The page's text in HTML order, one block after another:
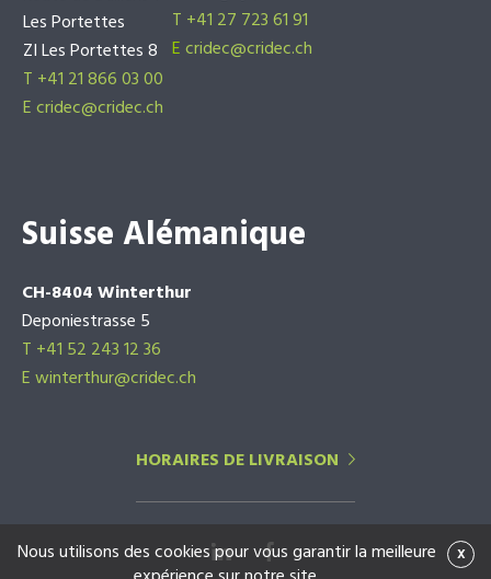
Les Portettes
ZI Les Portettes 8
T +41 21 866 03 00
Ecridec@cridec.ch
T +41 27 723 61 91
Ecridec@cridec.ch
Suisse Alémanique
CH-8404 Winterthur
Deponiestrasse 5
T +41 52 243 12 36
E winterthur@cridec.ch
HORAIRES DE LIVRAISON
x
Nous utilisons des cookies pour vous garantir la meilleure